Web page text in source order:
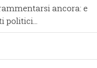
ancora: e
politici...